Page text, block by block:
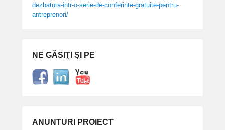
dezbatuta-intr-o-serie-de-conferinte-gratuite-pentru-
antreprenori/
NE GĂSIŢI ŞI PE
ANUNTURI PROIECT